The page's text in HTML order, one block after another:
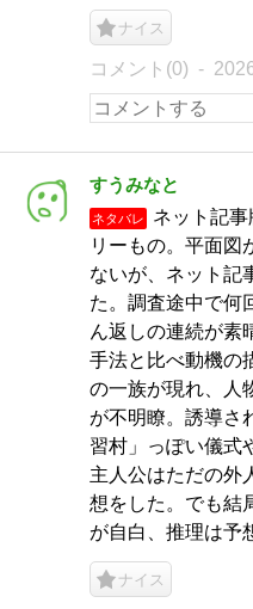
ナイス
コメント(0)
すうみなと
ネタバレ
ネット記
リーもの。平面図
ないが、ネット記
た。調査途中で何
ん返しの連続が素
手法と比べ動機の
の一族が現れ、人
が不明瞭。誘導さ
習村」っぽい儀式
主人公はただの外
想をした。でも結
が自白、推理は予
ナイス